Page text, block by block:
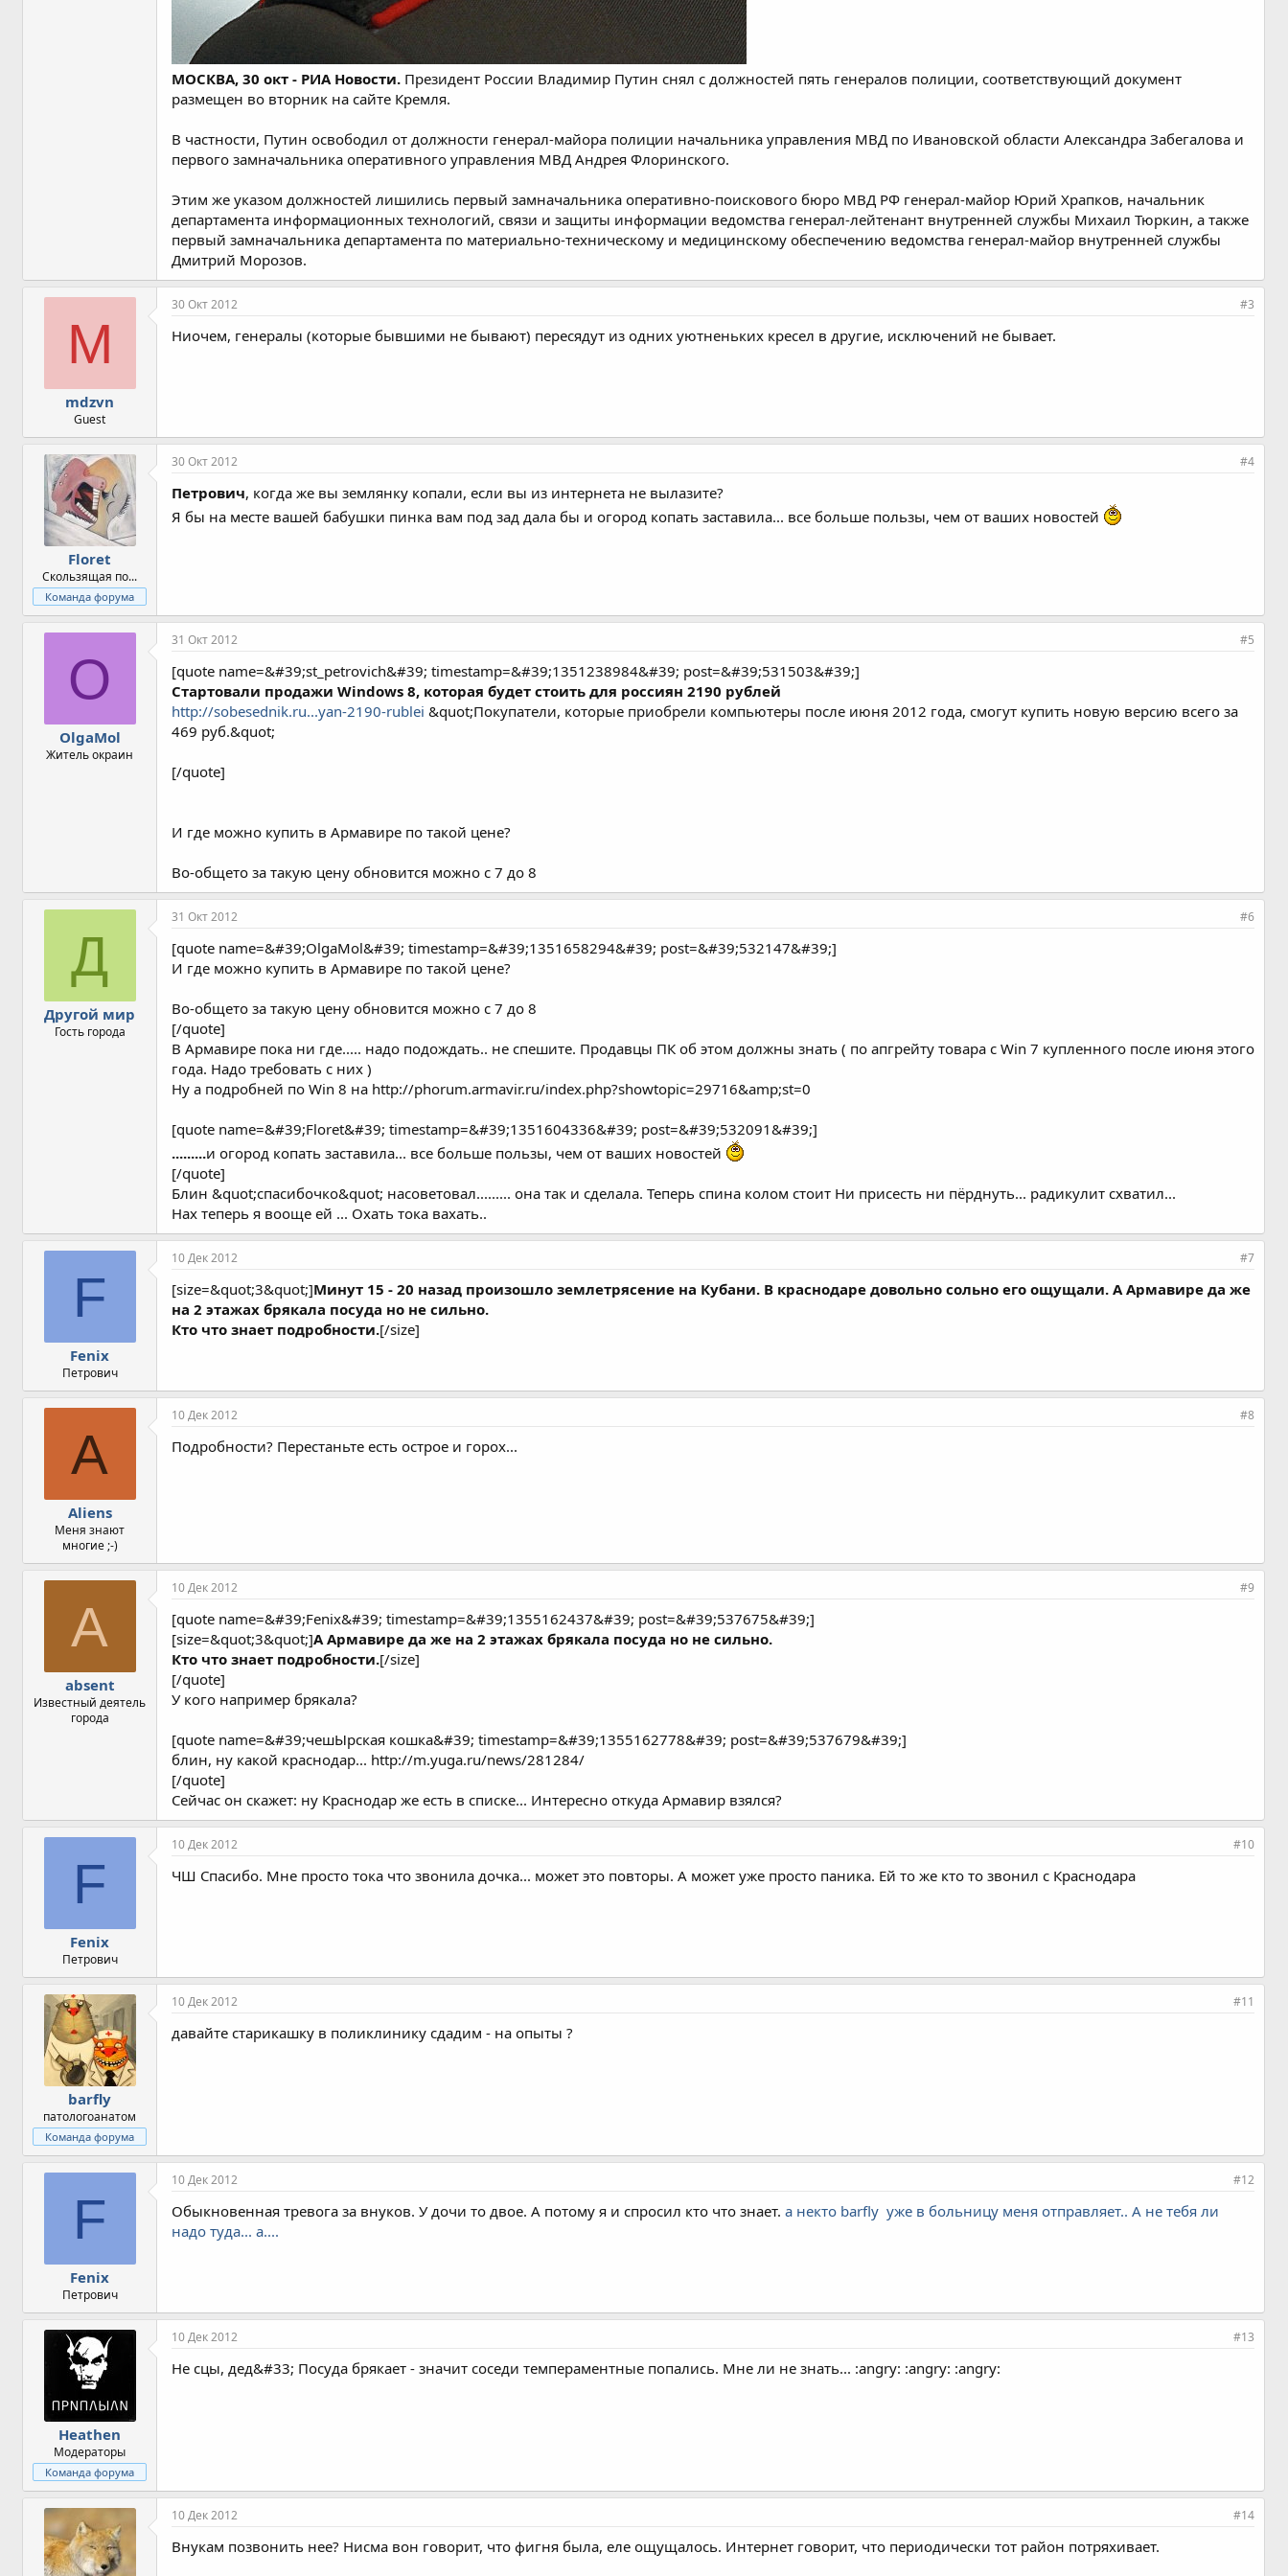
МОСКВА, 30 окт - РИА Новости. Президент России Владимир Путин снял с должностей пять генералов полиции, соответствующий документ
размещен во вторник на сайте Кремля.
В частности, Путин освободил от должности генерал-майора полиции начальника управления МВД по Ивановской области Александра Забегалова и
первого замначальника оперативного управления МВД Андрея Флоринского.
Этим же указом должностей лишились первый замначальника оперативно-поискового бюро МВД РФ генерал-майор Юрий Храпков, начальник
департамента информационных технологий, связи и защиты информации ведомства генерал-лейтенант внутренней службы Михаил Тюркин, а также
первый замначальника департамента по материально-техническому и медицинскому обеспечению ведомства генерал-майор внутренней службы
Дмитрий Морозов.
M
mdzvn
Guest
30 Окт 2012 #3
Ниочем, генералы (которые бывшими не бывают) пересядут из одних уютненьких кресел в другие, исключений не бывает.
Floret
Скользящая по...
Команда форума
30 Окт 2012 #4
Петрович, когда же вы землянку копали, если вы из интернета не вылазите?
Я бы на месте вашей бабушки пинка вам под зад дала бы и огород копать заставила... все больше пользы, чем от ваших новостей
O
OlgaMol
Житель окраин
31 Окт 2012 #5
[quote name=&#39;st_petrovich&#39; timestamp=&#39;1351238984&#39; post=&#39;531503&#39;]
Стартовали продажи Windows 8, которая будет стоить для россиян 2190 рублей
http://sobesednik.ru...yan-2190-rublei &quot;Покупатели, которые приобрели компьютеры после июня 2012 года, смогут купить новую версию всего за
469 руб.&quot;
[/quote]
И где можно купить в Армавире по такой цене?
Во-общето за такую цену обновится можно с 7 до 8
Д
Другой мир
Гость города
31 Окт 2012 #6
[quote name=&#39;OlgaMol&#39; timestamp=&#39;1351658294&#39; post=&#39;532147&#39;]
И где можно купить в Армавире по такой цене?
Во-общето за такую цену обновится можно с 7 до 8
[/quote]
В Армавире пока ни где..... надо подождать.. не спешите. Продавцы ПК об этом должны знать ( по апгрейту товара с Win 7 купленного после июня этого
года. Надо требовать с них )
Ну а подробней по Win 8 на http://phorum.armavir.ru/index.php?showtopic=29716&amp;st=0
[quote name=&#39;Floret&#39; timestamp=&#39;1351604336&#39; post=&#39;532091&#39;]
.........и огород копать заставила... все больше пользы, чем от ваших новостей
[/quote]
Блин &quot;спасибочко&quot; насоветовал......... она так и сделала. Теперь спина колом стоит Ни присесть ни пёрднуть... радикулит схватил...
Нах теперь я вооще ей ... Охать тока вахать..
F
Fenix
Петрович
10 Дек 2012 #7
[size=&quot;3&quot;]Минут 15 - 20 назад произошло землетрясение на Кубани. В краснодаре довольно сольно его ощущали. А Армавире да же
на 2 этажах брякала посуда но не сильно.
Кто что знает подробности.[/size]
A
Aliens
Меня знают
многие ;-)
10 Дек 2012 #8
Подробности? Перестаньте есть острое и горох...
A
absent
Известный деятель
города
10 Дек 2012 #9
[quote name=&#39;Fenix&#39; timestamp=&#39;1355162437&#39; post=&#39;537675&#39;]
[size=&quot;3&quot;]А Армавире да же на 2 этажах брякала посуда но не сильно.
Кто что знает подробности.[/size]
[/quote]
У кого например брякала?
[quote name=&#39;чешЫрская кошка&#39; timestamp=&#39;1355162778&#39; post=&#39;537679&#39;]
блин, ну какой краснодар... http://m.yuga.ru/news/281284/
[/quote]
Сейчас он скажет: ну Краснодар же есть в списке... Интересно откуда Армавир взялся?
F
Fenix
Петрович
10 Дек 2012 #10
ЧШ Спасибо. Мне просто тока что звонила дочка... может это повторы. А может уже просто паника. Ей то же кто то звонил с Краснодара
barfly
патологоанатом
Команда форума
10 Дек 2012 #11
давайте старикашку в поликлинику сдадим - на опыты ?
F
Fenix
Петрович
10 Дек 2012 #12
Обыкновенная тревога за внуков. У дочи то двое. А потому я и спросил кто что знает.а некто barfly уже в больницу меня отправляет.. А не тебя ли
надо туда... а....
Heathen
Модераторы
Команда форума
10 Дек 2012 #13
Не сцы, дед&#33; Посуда брякает - значит соседи темпераментные попались. Мне ли не знать... :angry: :angry: :angry:
10 Дек 2012 #14
Внукам позвонить нее? Нисма вон говорит, что фигня была, еле ощущалось. Интернет говорит, что периодически тот район потряхивает.